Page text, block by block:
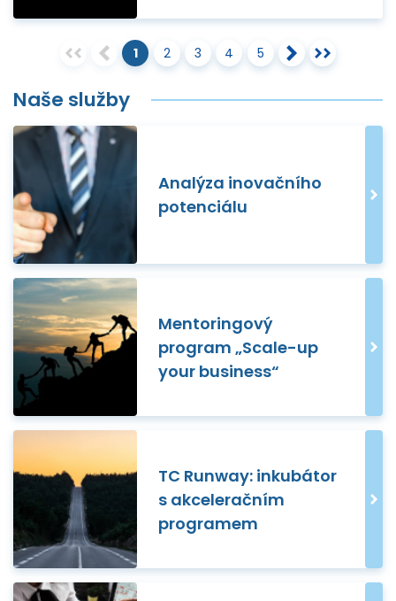
1 2 3 4 5
Naše služby
Analýza inovačního
potenciálu
Mentoringový
program „Scale-up
your business“
TC Runway: inkubátor
s akceleračním
programem